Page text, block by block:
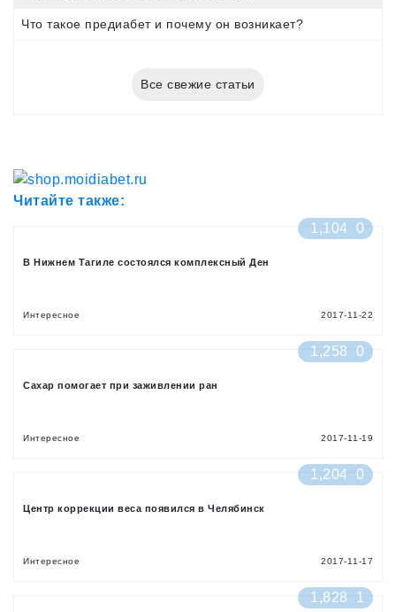
Что такое предиабет и почему он возникает?
Все свежие статьи
Читайте также:
1,104 0
В Нижнем Тагиле состоялся комплексный Ден
Интересное 2017-11-22
1,258 0
Сахар помогает при заживлении ран
Интересное 2017-11-19
1,204 0
Центр коррекции веса появился в Челябинск
Интересное 2017-11-17
1,828 1